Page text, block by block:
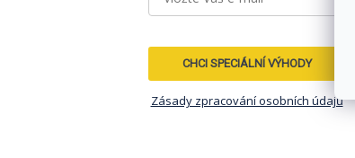
CHCI SPECIÁLNÍ VÝHODY
Zásady zpracování osobních údajů